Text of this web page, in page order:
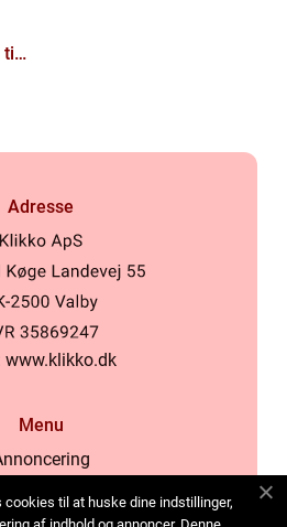
til
Adresse
www.klikko.dk
Menu
Cookies
cookies til at huske dine indstillinger,